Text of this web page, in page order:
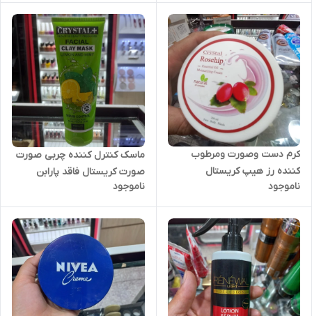
کرم دست وصورت ومرطوب
کننده رز هیپ کریستال
ناموجود
ماسک کنترل کننده چربی صورت
صورت کریستال فاقد پارابن
مناسب پوست های چرب و
مستعد جوش-کنترل کننده
سبوم پوست
ناموجود